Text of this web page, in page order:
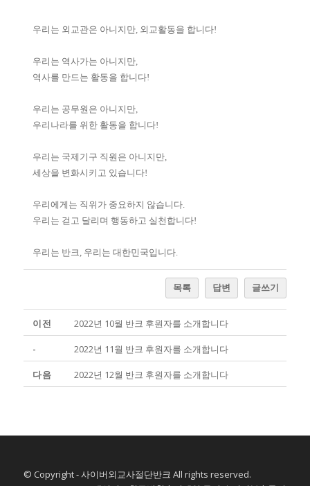
우리는 외교관은 아니지만, 외교활동을 합니다!
우리는 역사가는 아니지만,
역사를 만드는 활동을 합니다!
우리는 공무원은 아니지만,
우리나라를 위한 활동을 합니다!
우리는 국제기구 직원은 아니지만,
세상을 변화시키고 있습니다!
우리에게는 직위가 중요하지 않습니다.
우리는 걷고 달리며 행동하고 실천합니다!
우리는 반크, 우리는 대한민국입니다.
목록 답변 글쓰기
이전 2022년 10월 반크 후원자를 소개합니다
- 2022년 11월 반크 후원자를 소개합니다
다음 2022년 12월 반크 후원자를 소개합니다
© Copyright - 사이버외교사절단반크 All rights reserved.